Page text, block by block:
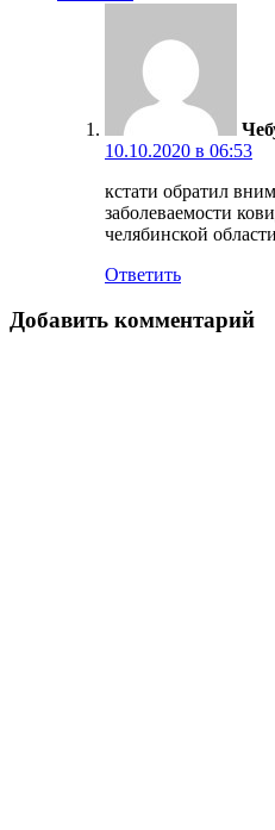
10.10.2020 в 06:53
кстати обратил
заболеваемости
челябинской
Ответить
Добавить комментарий